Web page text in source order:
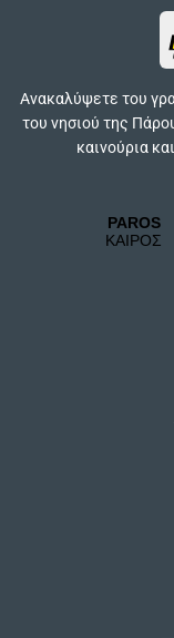
Συμφωνώ με την
Ανακαλύψετε του
του νησιού της
καινούρια